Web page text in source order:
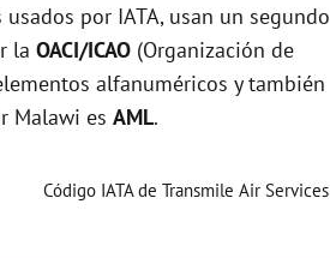
por IATA, usan un segundo
la OACI/ICAO (Organización de
alfanuméricos y también
Malawi es AML.
Código IATA de Transmile Air Services